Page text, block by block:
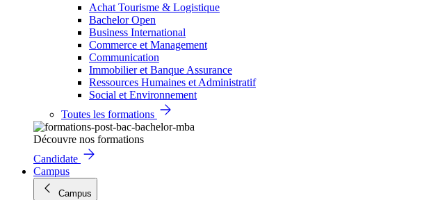
Achat Tourisme & Logistique
Bachelor Open
Business International
Commerce et Management
Communication
Immobilier et Banque Assurance
Ressources Humaines et Administratif
Social et Environnement
Toutes les formations
Découvre nos formations
Candidate
Campus
Campus